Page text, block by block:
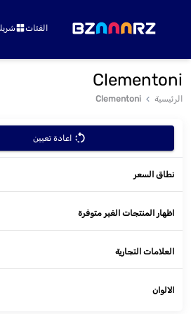
الفئات
Clementoni
الرئيسية Clementoni
اعادة تعيين
نطاق السعر
اظهار المنتجات الغير متوفرة
العلامات التجارية
الالوان